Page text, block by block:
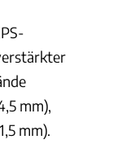
mm),
mm).